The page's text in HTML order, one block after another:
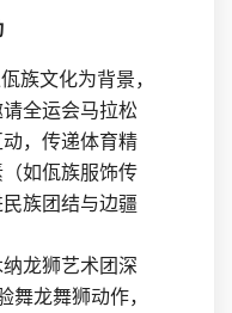
族文化为背景，
全运会马拉松
，传递体育精
如佤族服饰传
族团结与边疆
龙狮艺术团深
龙舞狮动作，